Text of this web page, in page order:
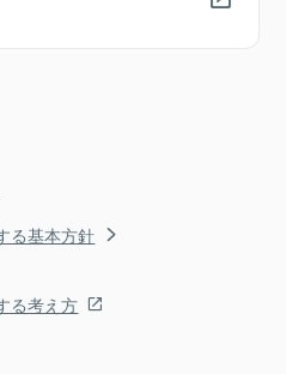
る基本方針
る考え方